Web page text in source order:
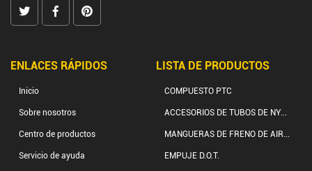
ENLACES RÁPIDOS
Inicio
Sobre nosotros
Centro de productos
Servicio de ayuda
LISTA DE PRODUCTOS
COMPUESTO PTC
ACCESORIOS DE TUBOS DE NY...
MANGUERAS DE FRENO DE AIR...
EMPUJE D.O.T.